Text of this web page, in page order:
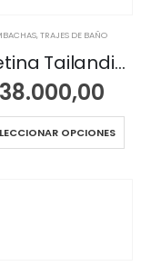
,TRAJES DE BAÑO
Vedetina Tailandia Slim con pretina
38.000,00
OPCIONES